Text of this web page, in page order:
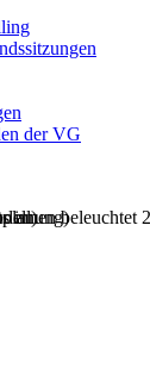
der VG